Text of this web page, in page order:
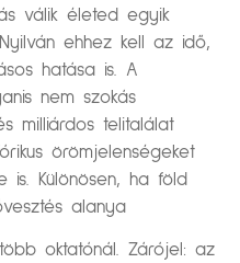
válik életed egyik
ehhez kell az idő,
hatása is. A
nem szokás
milliárdos telitalálat
örömjelenségeket
is. Különösen, ha föld
alanya
oktatónál. Zárójel: az